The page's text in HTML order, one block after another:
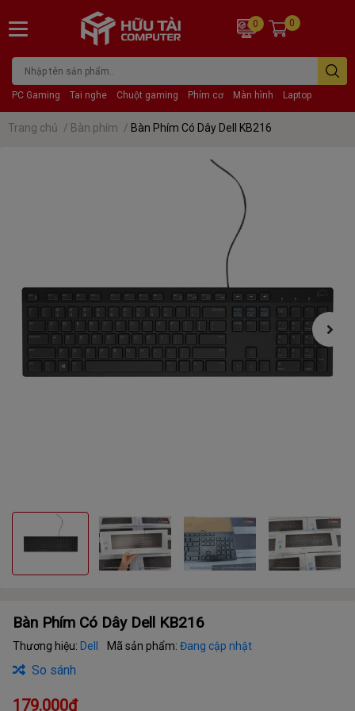
PC Gaming Tai nghe Chuột gaming Phím cơ Màn hình Laptop
0 0
Trang chủ / Bàn phím / Bàn Phím Có Dây Dell KB216
Bàn Phím Có Dây Dell KB216
Thương hiệu: Dell Mã sản phẩm: Đang cập nhật
So sánh
179.000₫